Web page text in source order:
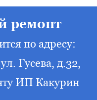
ремонт
по адресу:
Гусева, д.32,
ИП Какурин